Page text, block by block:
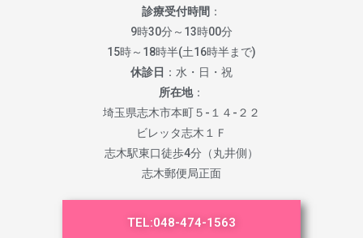
診療受付時間 ：
9時30分～13時00分
15時～18時半(土16時半まで)
休診日 ：水・日・祝
所在地：
埼玉県志木市本町５-１４-２２
ビレッタ志木１Ｆ
志木駅東口徒歩4分（丸井側）
志木郵便局正面
TEL:048-474-1563